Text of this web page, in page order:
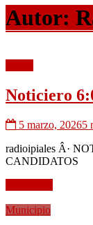
Autor:
Noticiero
5 marzo, 20265
radioipiales Â·
CANDIDATOS
Municipio